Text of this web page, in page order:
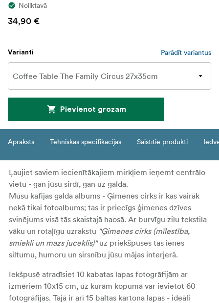
Noliktavā
34,90 €
Varianti Parādīt variantus
Pievienot grozam
Apraksts Tehniskās specifikācijas Saistītie produkti
Ļaujiet saviem iecienītākajiem mirkļiem ieņemt centrālo
vietu - gan jūsu sirdī, gan uz galda.
Mūsu kafijas galda albums - Ģimenes cirks ir kas vairāk
nekā tikai fotoalbums; tas ir priecīgs ģimenes dzīves
svinējums visā tās skaistajā haosā. Ar burvīgu zilu tekstila
vāku un rotaļīgu uzrakstu "Ģimenes cirks (mīlestība,
smiekli un mazs juceklis)"uz priekšpuses tas ienes
siltumu, humoru un sirsnību jūsu mājas interjerā.
Iekšpusē atradīsiet 10 kabatas lapas fotogrāfijām ar
izmēriem 10x15 cm, uz kurām kopumā var ievietot 60
fotogrāfijas. Tajā ir arī15 baltas kartona lapas - ideāli